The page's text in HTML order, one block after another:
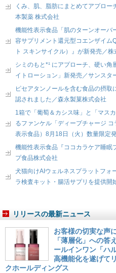
くみ、肌、脂肪にまとめてアプロー
本製薬 株式会社
機能性表示食品「肌のターンオーバ
容サプリメント還元型コエンザイム
ト スキンサイクル）』が新発売／
シミのもと*¹ にアプローチ、硬い
イトローション」新発売／サンスタ
ピセアタンノールを含む食品の摂
認されました／森永製菓株式会社
1箱で「葡萄＆カシス味」と「マス
るファンケル「ディープチャージ
表示食品）8月18日（火）数量限定
機能性表示食品『ココカラケア睡眠
プ食品株式会社
犬猫向けAIウェルネスプラットフォ
ラ検査キット・腸活サプリを提供開
リリースの最新ニュース
お客様の切実な声
「薄層化」への
ールインワン「ハ
高機能化を遂げて
クホールディングス